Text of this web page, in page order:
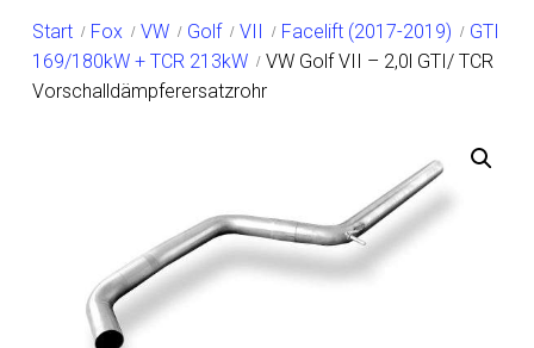
Start Fox VW Golf VII Facelift (2017-2019)
GTI
169/180kW + TCR 213kW
VW Golf VII – 2,0l GTI/ TCR
Vorschalldämpferersatzrohr